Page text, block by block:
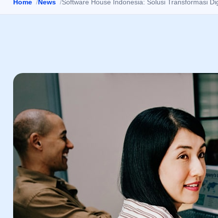
Home News Software House Indonesia: Solusi Transformasi